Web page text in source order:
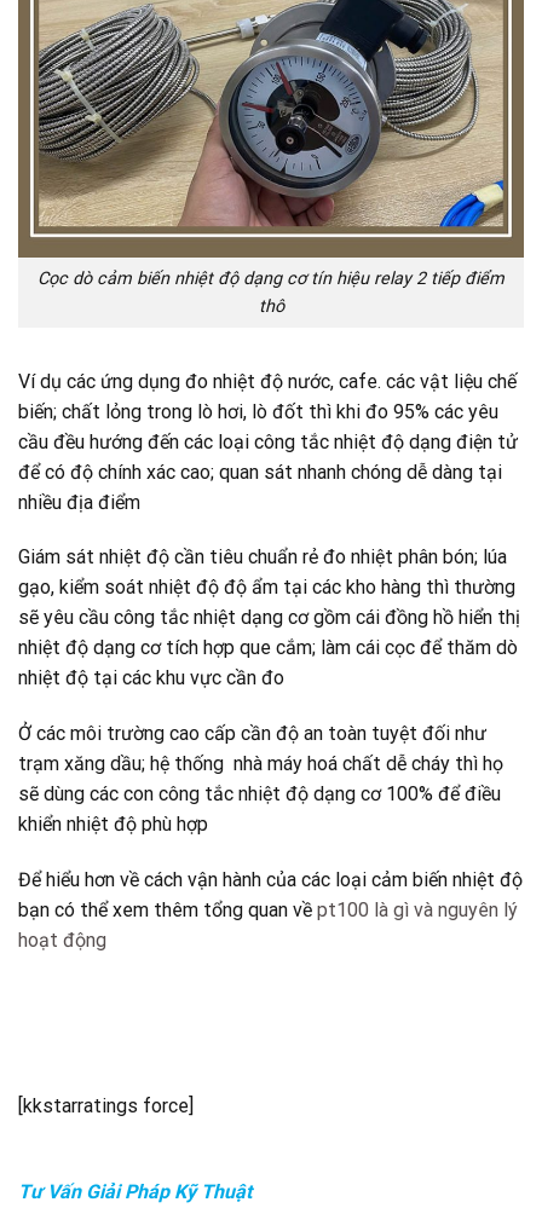
Cọc dò cảm biến nhiệt độ dạng cơ tín hiệu relay 2 tiếp điểm
thô
Ví dụ các ứng dụng đo nhiệt độ nước, cafe. các vật liệu chế
biến; chất lỏng trong lò hơi, lò đốt thì khi đo 95% các yêu
cầu đều hướng đến các loại công tắc nhiệt độ dạng điện tử
để có độ chính xác cao; quan sát nhanh chóng dễ dàng tại
nhiều địa điểm
Giám sát nhiệt độ cần tiêu chuẩn rẻ đo nhiệt phân bón; lúa
gạo, kiểm soát nhiệt độ độ ẩm tại các kho hàng thì thường
sẽ yêu cầu công tắc nhiệt dạng cơ gồm cái đồng hồ hiển thị
nhiệt độ dạng cơ tích hợp que cắm; làm cái cọc để thăm dò
nhiệt độ tại các khu vực cần đo
Ở các môi trường cao cấp cần độ an toàn tuyệt đối như
trạm xăng dầu; hệ thống nhà máy hoá chất dễ cháy thì họ
sẽ dùng các con công tắc nhiệt độ dạng cơ 100% để điều
khiển nhiệt độ phù hợp
Để hiểu hơn về cách vận hành của các loại cảm biến nhiệt độ
bạn có thể xem thêm tổng quan về pt100 là gì và nguyên lý
hoạt động
[kkstarratings force]
Tư Vấn Giải Pháp Kỹ Thuật